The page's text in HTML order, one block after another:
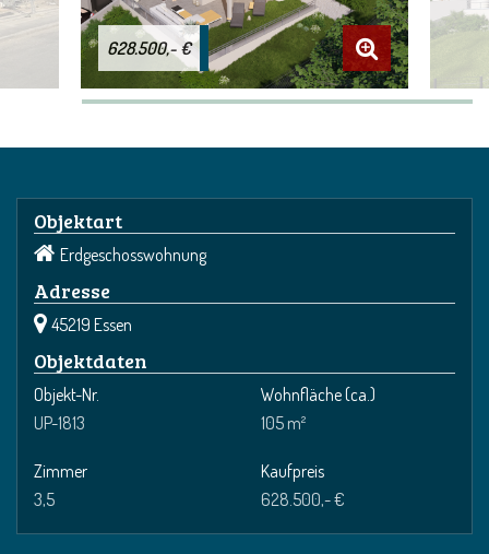
628.500,- €
Objektart
Erdgeschosswohnung
Adresse
45219 Essen
Objektdaten
Objekt-Nr.
UP-1813
Wohnfläche(ca.)
105 m²
Zimmer
3,5
Kaufpreis
628.500,- €